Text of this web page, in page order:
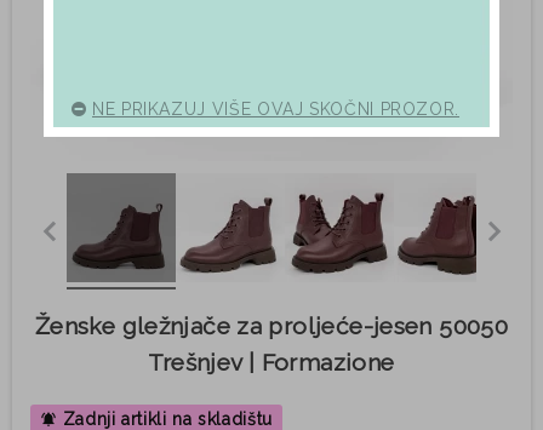
Ženske gležnjače za proljeće-jesen 50050
Trešnjev | Formazione
notifications_active Zadnji artikli na skladištu
NE PRIKAZUJ VIŠE OVAJ SKOČNI PROZOR.